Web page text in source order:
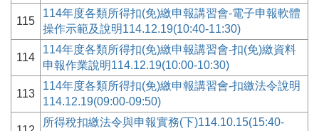
115
114年度各類所得扣(免)繳申報講習會-電子申報軟體
操作示範及說明114.12.19(10:40-11:30)
114
114年度各類所得扣(免)繳申報講習會-扣(免)繳資料
申報作業說明114.12.19(10:00-10:30)
113
114年度各類所得扣(免)繳申報講習會-扣繳法令說明
114.12.19(09:00-09:50)
所得稅扣繳法令與申報實務(下)114.10.15(15:40-